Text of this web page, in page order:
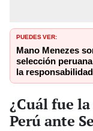
PUEDES VER:
Mano Menezes
selección
la
¿Cuál fue
Perú ante